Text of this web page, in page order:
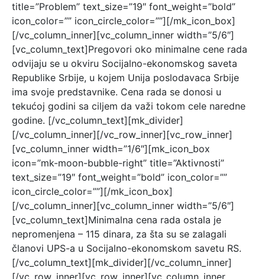
title=”Problem” text_size=”19″ font_weight=”bold”
icon_color=”” icon_circle_color=””][/mk_icon_box]
[/vc_column_inner][vc_column_inner width=”5/6″]
[vc_column_text]Pregovori oko minimalne cene rada
odvijaju se u okviru Socijalno-ekonomskog saveta
Republike Srbije, u kojem Unija poslodavaca Srbije
ima svoje predstavnike. Cena rada se donosi u
tekućoj godini sa ciljem da važi tokom cele naredne
godine. [/vc_column_text][mk_divider]
[/vc_column_inner][/vc_row_inner][vc_row_inner]
[vc_column_inner width=”1/6″][mk_icon_box
icon=”mk-moon-bubble-right” title=”Aktivnosti”
text_size=”19″ font_weight=”bold” icon_color=””
icon_circle_color=””][/mk_icon_box]
[/vc_column_inner][vc_column_inner width=”5/6″]
[vc_column_text]Minimalna cena rada ostala je
nepromenjena – 115 dinara, za šta su se zalagali
članovi UPS-a u Socijalno-ekonomskom savetu RS.
[/vc_column_text][mk_divider][/vc_column_inner]
[/vc_row_inner][vc_row_inner][vc_column_inner